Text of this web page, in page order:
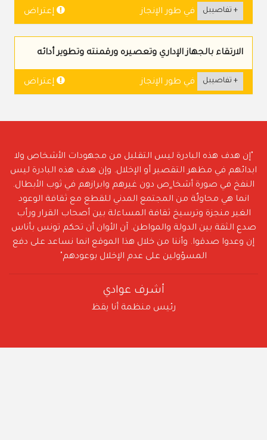
+ تفاصيبل في طور الإنجاز إعتراض
الارتقاء بالجهاز الإداري وتعصيره ورقمنته وتطوير أدائه
+ تفاصيبل في طور الإنجاز إعتراض
"إن هدف هذه البادرة ليس التقليل من مجهودات الأشخاص ولا
ابدائهم في مظهر التقصير أو الإخلال. وإن هدف هذه البادرة ليس
النفخ في صورة أشخا ٍص دون غيرهم وابرازهم في ثوب الأبطال.
انما هي محاولٌة من المجتمع المدني للقطع مع ثقافة الوعود
الغير منجزة وترسيخ ثقافة المساءلة بين أصحاب القرار ورأب
صدع الثقة بين الدولة والمواطن. آن الأوان أن تحكم تونس بأناس
إن وعدوا صدقوا. وأننا من خلال هذا الموقع انما نساعد على دفع
المسؤولين على عدم الإخلال بوعودهم"
أشرف عوادي
رئيس منظمة أنا يقظ